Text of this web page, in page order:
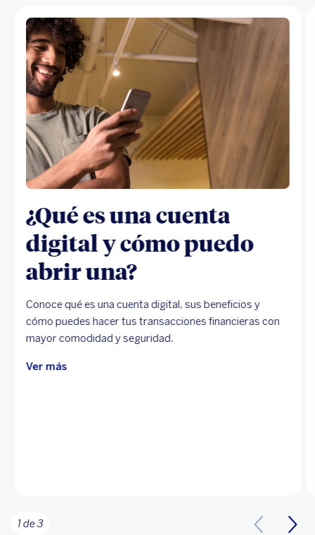
¿Qué es una cuenta
digital y cómo puedo
abrir una?
Conoce qué es una cuenta digital, sus beneficios y
cómo puedes hacer tus transacciones financieras con
mayor comodidad y seguridad.
Ver más
1 de 3